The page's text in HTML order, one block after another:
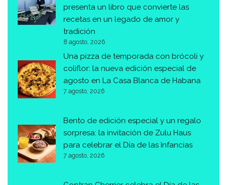
presenta un libro que convierte las
recetas en un legado de amor y
tradición
8 agosto, 2026
Una pizza de temporada con brócoli y
coliflor: la nueva edición especial de
agosto en La Casa Blanca de Habana
7 agosto, 2026
Bento de edición especial y un regalo
sorpresa: la invitación de Zulu Haus
para celebrar el Día de las Infancias
7 agosto, 2026